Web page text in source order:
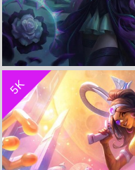
枯萎玫瑰 辛德拉与泰隆
5K